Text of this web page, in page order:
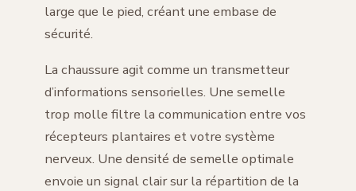
large que le pied, créant une embase de
sécurité.
La chaussure agit comme un transmetteur
d’informations sensorielles. Une semelle
trop molle filtre la communication entre vos
récepteurs plantaires et votre système
nerveux. Une densité de semelle optimale
envoie un signal clair sur la répartition de la